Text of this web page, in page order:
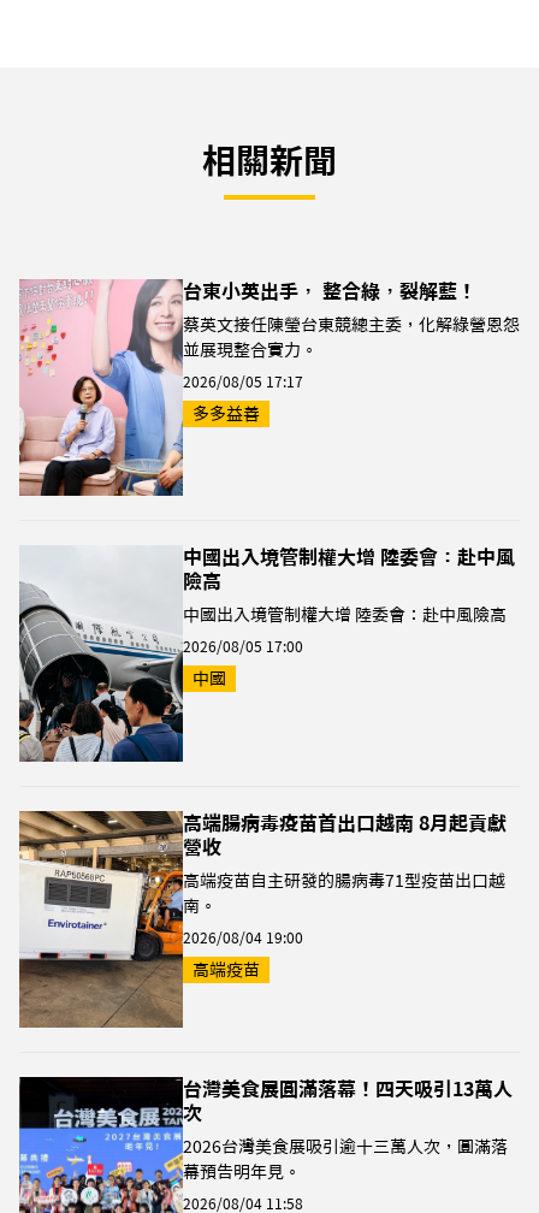
相關新聞
台東小英出手， 整合綠，裂解藍！
蔡英文接任陳瑩台東競總主委，化解綠營恩怨
並展現整合實力。
2026/08/05 17:17
多多益善
中國出入境管制權大增 陸委會：赴中風
險高
中國出入境管制權大增 陸委會：赴中風險高
2026/08/05 17:00
中國
高端腸病毒疫苗首出口越南 8月起貢獻
營收
高端疫苗自主研發的腸病毒71型疫苗出口越
南。
2026/08/04 19:00
高端疫苗
台灣美食展圓滿落幕！四天吸引13萬人
次
2026台灣美食展吸引逾十三萬人次，圓滿落
幕預告明年見。
2026/08/04 11:58